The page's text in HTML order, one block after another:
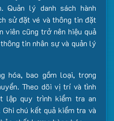
Quản lý danh sách hành
sử đặt vé và thông tin đặt
viên cũng trở nên hiệu quả
tin nhân sự và quản lý
hóa, bao gồm loại, trọng
Theo dõi vị trí và tình
lập quy trình kiểm tra an
chú kết quả kiểm tra và